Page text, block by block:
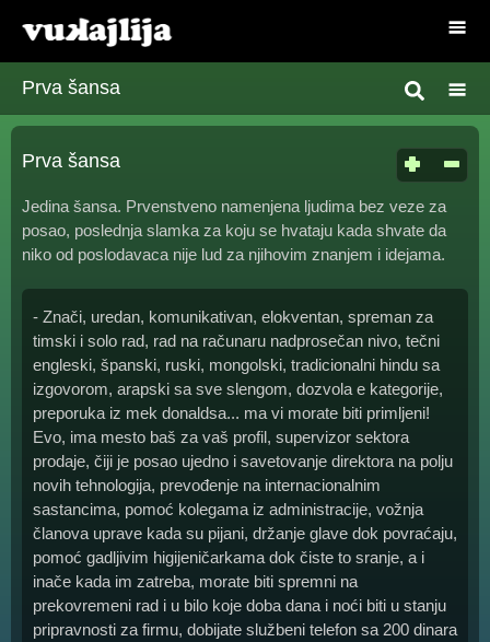
Prva šansa
Prva šansa
Jedina šansa. Prvenstveno namenjena ljudima bez veze za
posao, poslednja slamka za koju se hvataju kada shvate da
niko od poslodavaca nije lud za njihovim znanjem i idejama.
- Znači, uredan, komunikativan, elokventan, spreman za
timski i solo rad, rad na računaru nadprosečan nivo, tečni
engleski, španski, ruski, mongolski, tradicionalni hindu sa
izgovorom, arapski sa sve slengom, dozvola e kategorije,
preporuka iz mek donaldsa... ma vi morate biti primljeni!
Evo, ima mesto baš za vaš profil, supervizor sektora
prodaje, čiji je posao ujedno i savetovanje direktora na polju
novih tehnologija, prevođenje na internacionalnim
sastancima, pomoć kolegama iz administracije, vožnja
članova uprave kada su pijani, držanje glave dok povraćaju,
pomoć gadljivim higijeničarkama dok čiste to sranje, a i
inače kada im zatreba, morate biti spremni na
prekovremeni rad i u bilo koje doba dana i noći biti u stanju
pripravnosti za firmu, dobijate službeni telefon sa 200 dinara